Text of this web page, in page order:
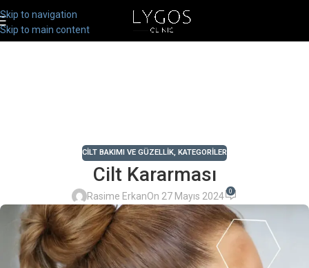
Skip to navigation
Skip to main content
CILT BAKIMI VE GÜZELLIK, KATEGORILER
Cilt Kararması
Rasime ErkanOn 27 Mayıs 2024 0